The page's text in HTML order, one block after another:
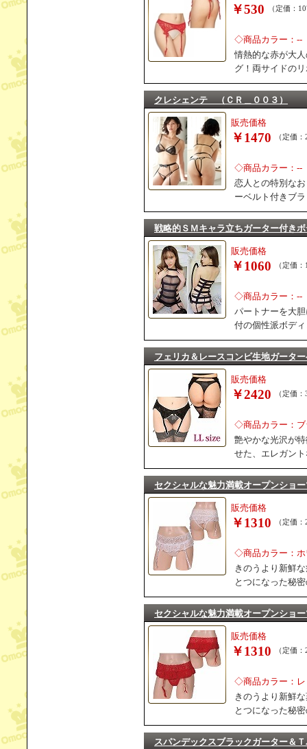
￥530 （定価：
◇商品カラー：--
情熱的な赤が大
グ！両サイドの
クレシェンテ （ＣＲ＿００３）
販売価格
￥1470 （定価
◇商品カラー：--
恋人との特別な
ーベルト付きブ
戦略的ＳＭキャラ立ちガーター付き
販売価格
￥1060 （定価
◇商品カラー：--
パートナーを大
付の個性派ボデ
フェリカ＆レースコンビ生地ガー
販売価格
￥2420 （定価
◇商品カラー：ブ
艶やかな光沢が
せた、エレガン
セクシャルな魅力満載オープンショ
販売価格
￥1310 （定価
◇商品カラー：ホ
きのうより新鮮
とつになった秘
セクシャルな魅力満載オープンショ
販売価格
￥1310 （定価
◇商品カラー：レ
きのうより新鮮
とつになった秘
スパンデックスブラックガーター＆